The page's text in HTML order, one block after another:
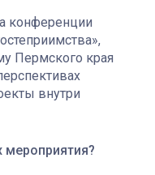
конференции
Пермского края
внутри
мероприятия?